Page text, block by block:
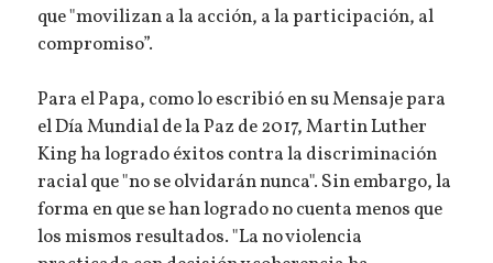
que "movilizan a la acción, a la participación, al
compromiso”.
Para el Papa, como lo escribió en su Mensaje para
el Día Mundial de la Paz de 2017, Martin Luther
King ha logrado éxitos contra la discriminación
racial que "no se olvidarán nunca". Sin embargo, la
forma en que se han logrado no cuenta menos que
los mismos resultados. "La no violencia